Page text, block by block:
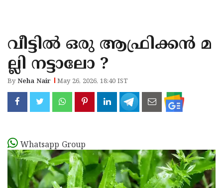
KANNUR
KASARAGOD
വീട്ടിൽ ഒരു ആഫ്രിക്കൻ മ
ല്ലി നട്ടാലോ ?
ByNeha Nair May 26, 2026, 18:40 IST
Whatsapp Group